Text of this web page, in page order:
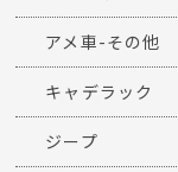
アメ車-その他
キャデラック
ジープ